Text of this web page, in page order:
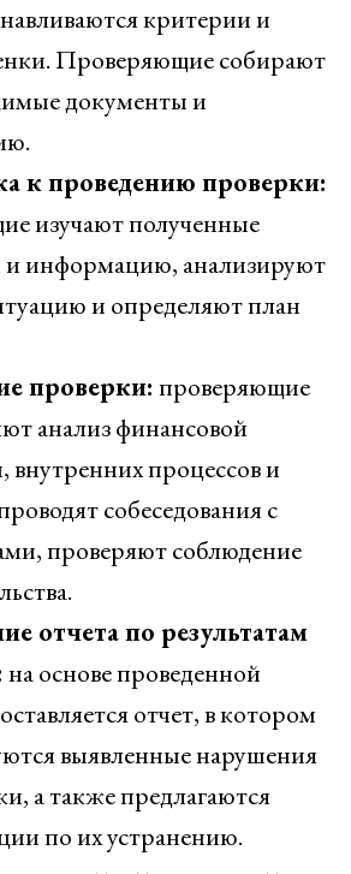
критерии и
Проверяющие собирают
документы и
к проведению проверки:
изучают полученные
информацию, анализируют
и определяют план
проверки: проверяющие
анализ финансовой
внутренних процессов и
собеседования с
проверяют соблюдение
отчета по результатам
на основе проведенной
отчет, в котором
выявленные нарушения
а также предлагаются
по их устранению.